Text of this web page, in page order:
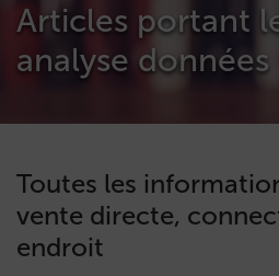
Articles portant
analyse données
Toutes les
vente directe,
endroit